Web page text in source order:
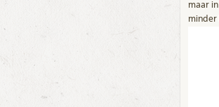
maar
minder